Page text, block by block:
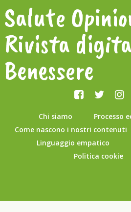
Salute
Rivista
Benessere
Chi siamo
Processo
Come nascono i nostri contenuti
Linguaggio empatico
Politica cookie